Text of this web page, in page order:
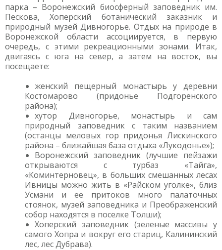
парка – Воронежский биосферный заповедник им.
Пескова, Хоперский ботанический заказник и
природный музей Дивногорье. Отдых на природе в
Воронежской области ассоциируется, в первую
очередь, с этими рекреационными зонами. Итак,
двигаясь с юга на север, а затем на восток, вы
посещаете:
женский пещерный монастырь у деревни
Костомарово (придонье Подгоренского
района);
хутор Дивногорье, монастырь и сам
природный заповедник с таким названием
(останцы меловых гор придонья Лискинского
района – ближайшая база отдыха «Лукодонье»);
Воронежский заповедник (лучшие пейзажи
открываются с турбаз «Тайга»,
«Коминтерновец», в больших смешанных лесах
Ивницы можно жить в «Райском уголке», близ
Усмани и ее притоков много палаточных
стоянок, музей заповедника и Преображенский
собор находятся в поселке Толши);
Хоперский заповедник (зеленые массивы у
самого Хопра и вокруг его стариц, Калининский
лес, лес Дубрава).